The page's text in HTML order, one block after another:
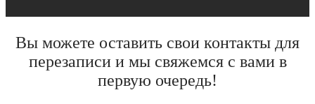
Вы можете оставить свои контакты для
перезаписи и мы свяжемся с вами в
первую очередь!